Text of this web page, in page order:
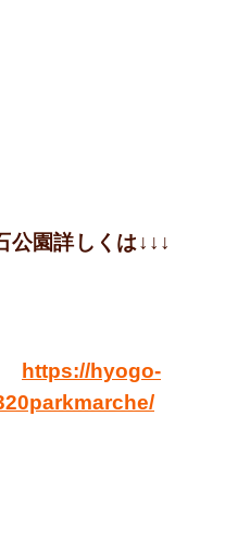
園詳しくは↓↓↓
https://hyogo-